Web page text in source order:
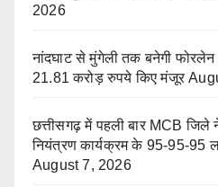
2026
नांदघाट से मुंगेली तक बनेगी
21.81 करोड़ रुपये किए मंजूर
छत्तीसगढ़ में पहली बार MCB जिले
नियंत्रण कार्यक्रम के 95-95-95
August 7, 2026